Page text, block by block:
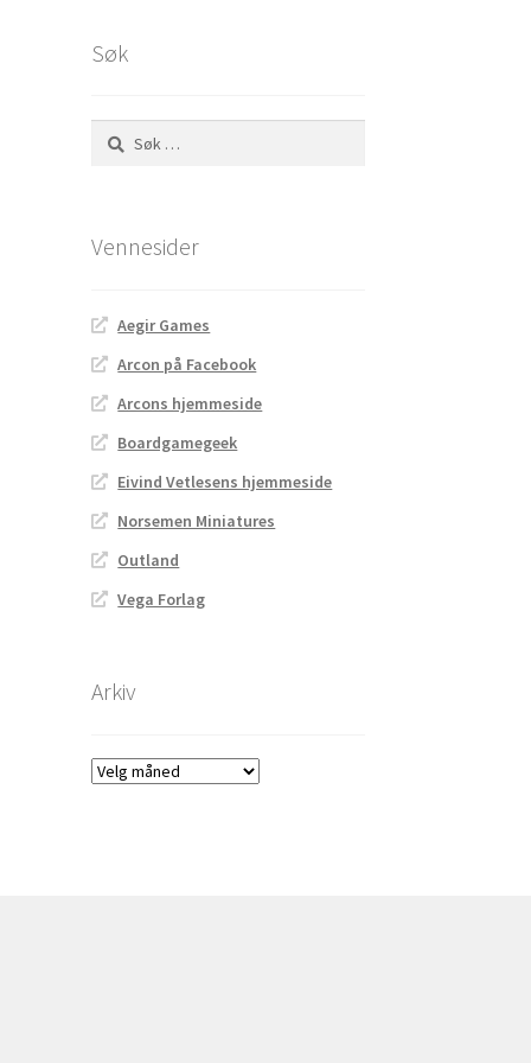
Søk
Søk
etter:
Vennesider
Aegir Games
Arcon på Facebook
Arcons hjemmeside
Boardgamegeek
Eivind Vetlesens hjemmeside
Norsemen Miniatures
Outland
Vega Forlag
Arkiv
Arkiv